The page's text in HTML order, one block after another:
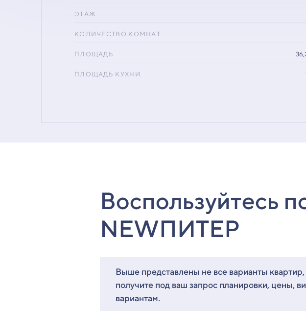
ЭТАЖ
КОЛИЧЕСТВО КОМНАТ
ПЛОЩАДЬ
ПЛОЩАДЬ КУХНИ
Воспользуйтесь
NEWПИТЕР
Выше представлены не все варианты
получите под ваш запрос планировки, цены,
вариантам.